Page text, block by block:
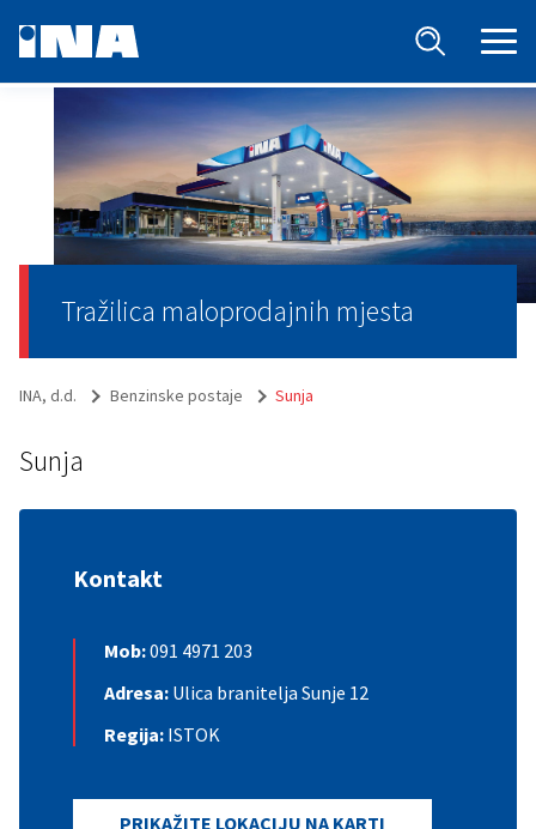
Tražilica maloprodajnih mjesta
INA, d.d. Benzinske postaje Sunja
Sunja
Kontakt
Mob:091 4971 203
Adresa: Ulica branitelja Sunje 12
Regija: ISTOK
PRIKAŽITE LOKACIJU NA KARTI